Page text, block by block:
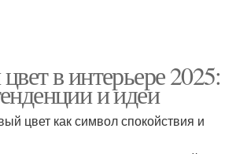
в интерьере 2025:
и идеи
цвет как символ спокойствия и